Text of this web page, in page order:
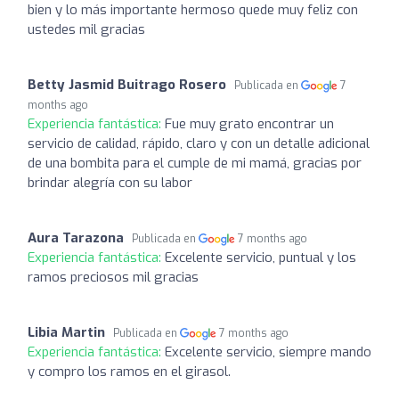
bien y lo más importante hermoso quede muy feliz con
ustedes mil gracias
Betty Jasmid Buitrago Rosero Publicada en
7
months ago
Experiencia fantástica: Fue muy grato encontrar un
servicio de calidad, rápido, claro y con un detalle adicional
de una bombita para el cumple de mi mamá, gracias por
brindar alegría con su labor
Aura Tarazona Publicada en 7 months ago
Experiencia fantástica: Excelente servicio, puntual y los
ramos preciosos mil gracias
Libia Martin Publicada en 7 months ago
Experiencia fantástica: Excelente servicio, siempre mando
y compro los ramos en el girasol.